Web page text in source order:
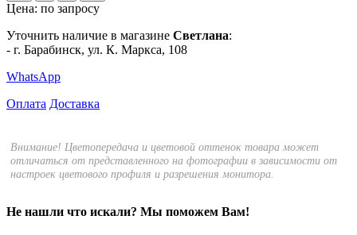
Цена: по запросу
Уточнить наличие в магазине Светлана:
- г. Барабинск, ул. К. Маркса, 108
WhatsApp
Оплата Доставка
Внимание! Цветопередача и цветовой оттенок товара может
отличаться от представленного на фотографии в зависимости от
настроек цветового профиля и разрешения монитора.
Не нашли что искали? Мы поможем Вам!